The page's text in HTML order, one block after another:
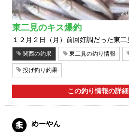
東二見のキス爆釣
１２月２日（月）前回好調だった東二
関西の釣果 東二見の釣り情報
投げ釣り釣果
この釣り情報の詳
めーやん